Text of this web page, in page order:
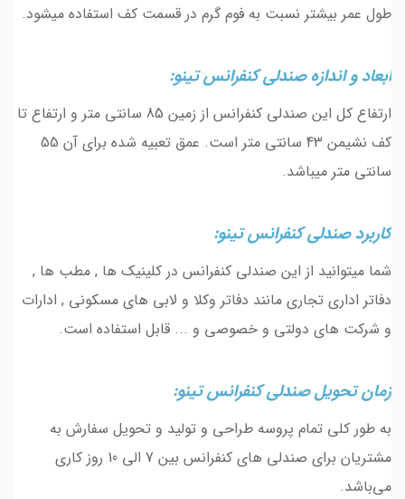
طول عمر بیشتر نسبت به فوم گرم در قسمت کف استفاده میشود.
ابعاد و اندازه صندلی کنفرانس تینو:
ارتفاع کل این صندلی کنفرانس از زمین 85 سانتی متر و ارتفاع تا
کف نشیمن 43 سانتی متر است. عمق تعبیه شده برای آن 55
سانتی متر میباشد.
کاربرد صندلی کنفرانس تینو:
شما میتوانید از این صندلی کنفرانس در کلینیک ها , مطب ها ,
دفاتر اداری تجاری مانند دفاتر وکلا و لابی های مسکونی , ادارات
و شرکت های دولتی و خصوصی و ... قابل استفاده است.
زمان تحویل صندلی کنفرانس تینو:
به طور کلی تمام پروسه طراحی و تولید و تحویل سفارش به
مشتریان برای صندلی های کنفرانس بین 7 الی 10 روز کاری
می‌باشد.